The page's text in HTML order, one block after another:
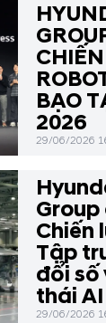
BẠO
2026
29/06/2026
Chiến
Tập
đổi số
thái AI
29/06/2026